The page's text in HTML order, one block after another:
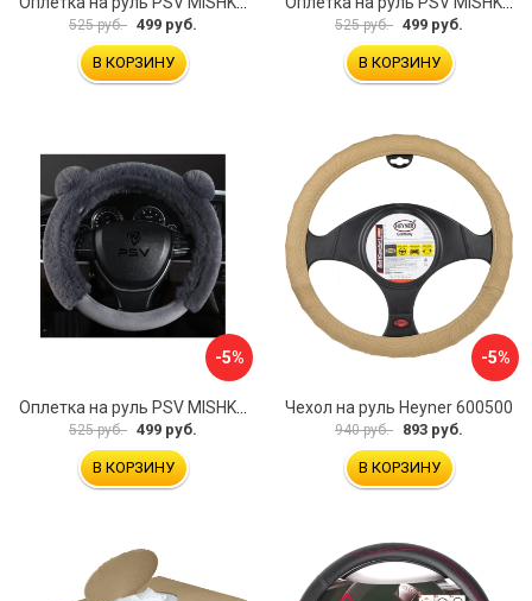
525 руб. 499 руб.
В КОРЗИНУ
525 руб. 499 руб.
В КОРЗИНУ
-5%
525 руб. 499 руб.
В КОРЗИНУ
-5%
Чехол на руль Heyner 600500
940 руб. 893 руб.
В КОРЗИНУ